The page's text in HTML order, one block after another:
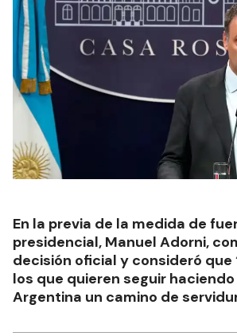
En la previa de la medida de
presidencial, Manuel Adorni,
decisión oficial y consideró que
los que quieren seguir
Argentina un camino de